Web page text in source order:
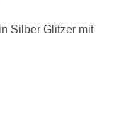
Silber Glitzer mit